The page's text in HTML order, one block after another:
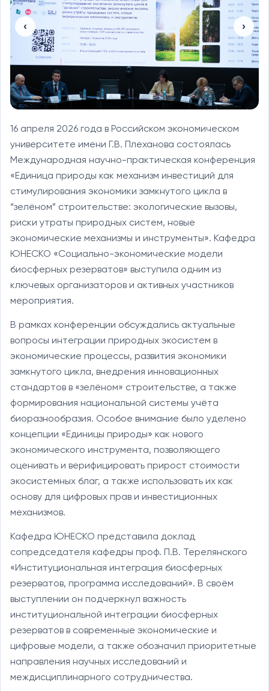
‹ ›
16 апреля 2026 года в Российском экономическом
университете имени Г.В. Плеханова состоялась
Международная научно-практическая конференция
«Единица природы как механизм инвестиций для
стимулирования экономики замкнутого цикла в
“зелёном” строительстве: экологические вызовы,
риски утраты природных систем, новые
экономические механизмы и инструменты». Кафедра
ЮНЕСКО «Социально-экономические модели
биосферных резерватов» выступила одним из
ключевых организаторов и активных участников
мероприятия.
В рамках конференции обсуждались актуальные
вопросы интеграции природных экосистем в
экономические процессы, развития экономики
замкнутого цикла, внедрения инновационных
стандартов в «зелёном» строительстве, а также
формирования национальной системы учёта
биоразнообразия. Особое внимание было уделено
концепции «Единицы природы» как нового
экономического инструмента, позволяющего
оценивать и верифицировать прирост стоимости
экосистемных благ, а также использовать их как
основу для цифровых прав и инвестиционных
механизмов.
Кафедра ЮНЕСКО представила доклад
сопредседателя кафедры проф. П.В. Терелянского
«Институциональная интеграция биосферных
резерватов, программа исследований». В своём
выступлении он подчеркнул важность
институциональной интеграции биосферных
резерватов в современные экономические и
цифровые модели, а также обозначил приоритетные
направления научных исследований и
междисциплинарного сотрудничества.